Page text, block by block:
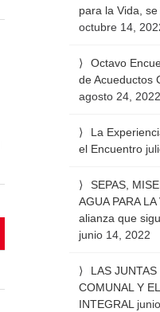
para la Vida,
octubre 14,
Octavo
de Acueductos
agosto 24, 2022
La
el Encuentro
SEPAS,
AGUA PARA
alianza que
junio 14, 2022
LAS
COMUNAL Y
INTEGRAL